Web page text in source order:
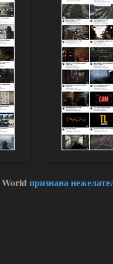
➤
➤
признана